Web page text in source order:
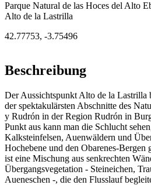
Parque Natural de las Hoces del Alto
Alto de la Lastrilla
42.77753, -3.75496
Beschreibung
Der Aussichtspunkt Alto de la Lastrilla
der spektakulärsten Abschnitte des
y Rudrón in der Region Rudrón in
Punkt aus kann man die Schlucht
Kalksteinfelsen, Auenwäldern und
Hochebene und den Obarenes-Bergen
ist eine Mischung aus senkrechten
Übergangsvegetation - Steineichen,
Aueneschen -, die den Flusslauf